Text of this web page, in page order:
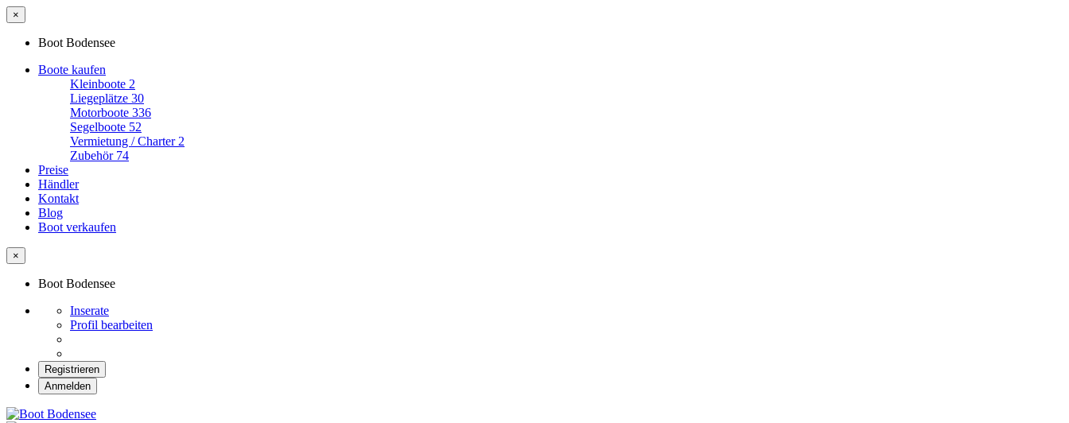
×
Boot Bodensee
Boote kaufen
Kleinboote 2
Liegeplätze 30
Motorboote 336
Segelboote 52
Vermietung / Charter 2
Zubehör 74
Preise
Händler
Kontakt
Blog
Boot verkaufen
×
Boot Bodensee
Inserate
Profil bearbeiten
Registrieren
Anmelden